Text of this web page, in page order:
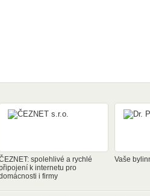
spolehlivé a rychlé
k internetu pro
i firmy
Vaše